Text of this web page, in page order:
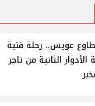
عويس.. رحلة فنية
الثانية من تاجر